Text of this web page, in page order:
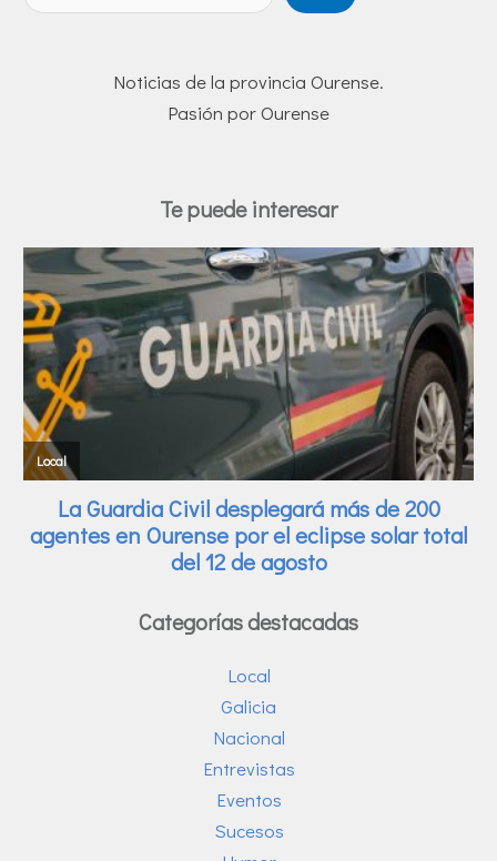
Noticias de la provincia Ourense.
Pasión por Ourense
Te puede interesar
Categorías destacadas
Local
Galicia
Nacional
Entrevistas
Eventos
Sucesos